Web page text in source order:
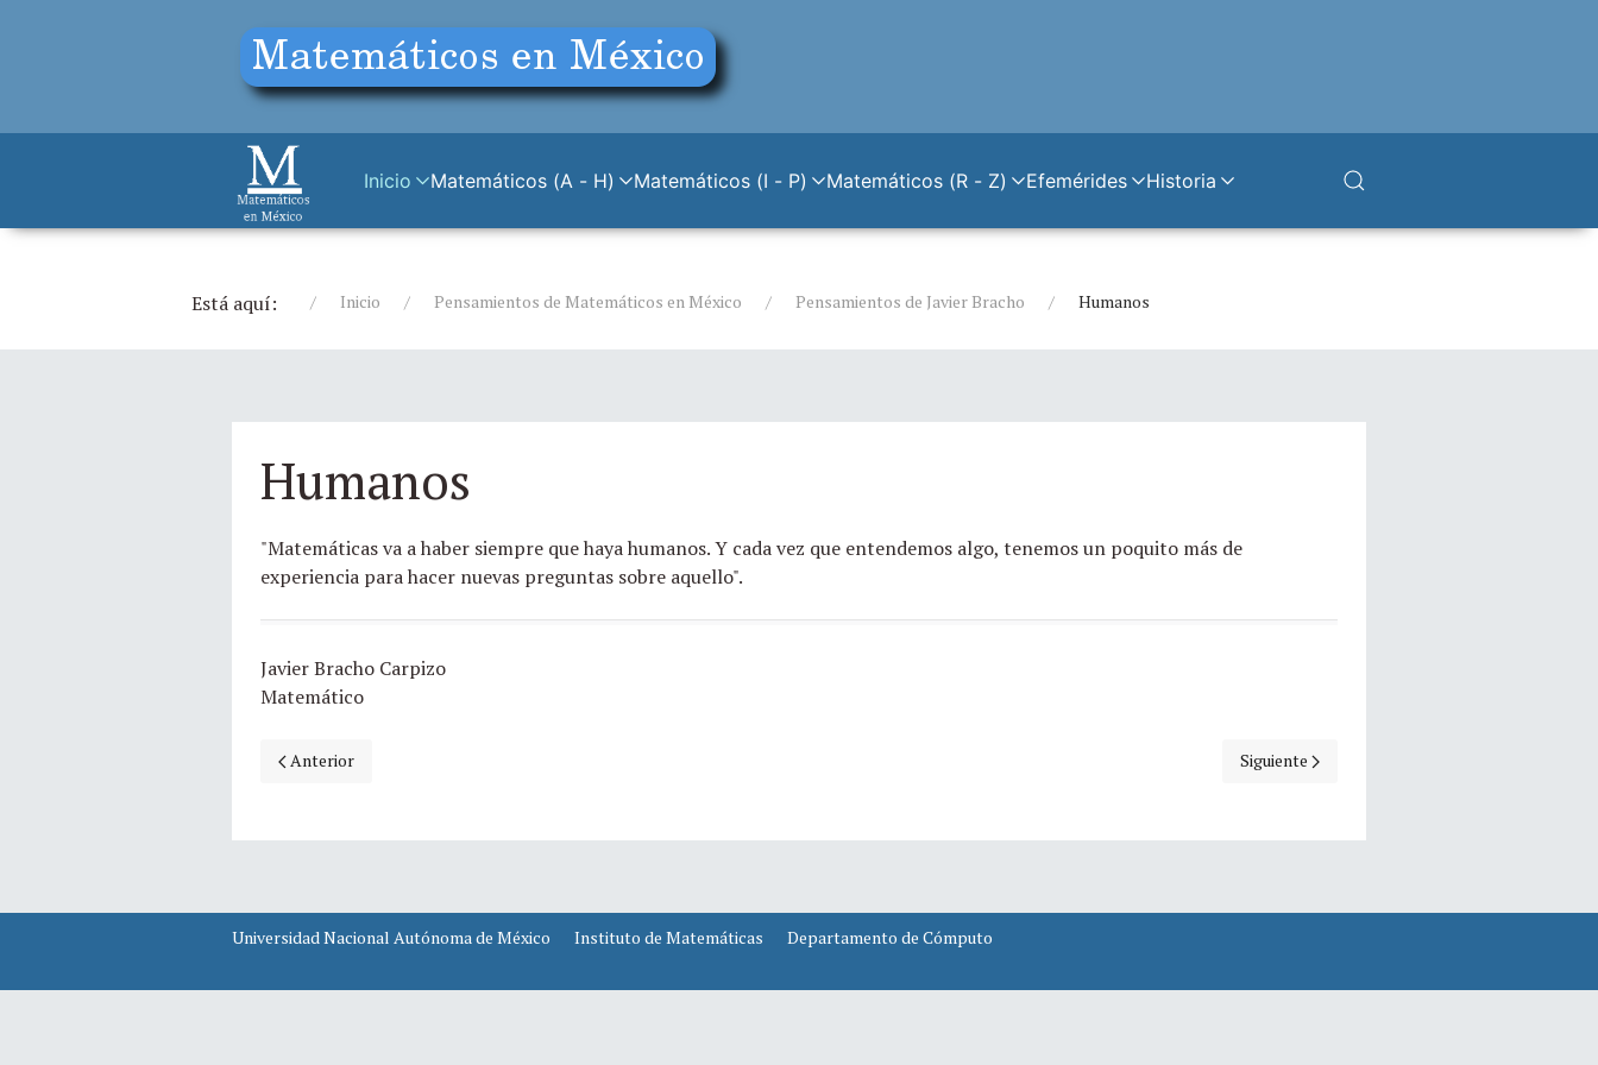
Inicio Matemáticos (A - H) Matemáticos (I - P) Matemáticos (R - Z) Efemérides Historia
Está aquí: Inicio Pensamientos de Matemáticos en México Pensamientos de Javier Bracho Humanos
Humanos
"Matemáticas va a haber siempre que haya humanos. Y cada vez que entendemos algo, tenemos un poquito más de
experiencia para hacer nuevas preguntas sobre aquello".
Javier Bracho Carpizo
Matemático
Artículo anterior: Humanos
Anterior Artículo siguiente: Javier Bracho: El universo
Siguiente
Universidad Nacional Autónoma de México Instituto de Matemáticas Departamento de Cómputo